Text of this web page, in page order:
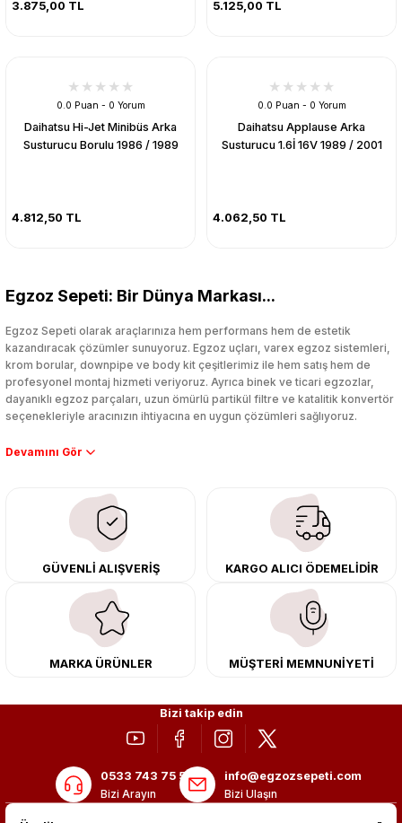
3.875,00 TL 5.125,00 TL
0.0 Puan - 0 Yorum
Daihatsu Hi-Jet Minibüs Arka
Susturucu Borulu 1986 / 1989
4.812,50 TL
0.0 Puan - 0 Yorum
Daihatsu Applause Arka
Susturucu 1.6İ 16V 1989 / 2001
4.062,50 TL
Egzoz Sepeti: Bir Dünya Markası...
Egzoz Sepeti olarak araçlarınıza hem performans hem de estetik
kazandıracak çözümler sunuyoruz. Egzoz uçları, varex egzoz sistemleri,
krom borular, downpipe ve body kit çeşitlerimiz ile hem satış hem de
profesyonel montaj hizmeti veriyoruz. Ayrıca binek ve ticari egzozlar,
dayanıklı egzoz parçaları, uzun ömürlü partikül filtre ve katalitik konvertör
seçenekleriyle aracınızın ihtiyacına en uygun çözümleri sağlıyoruz.
Performans artışı isteyen sürücüler için özel performans egzozları ve
çıkma orijinal ürünler ile yenileyebilir, body kit uygulamalarıyla aracınızın
tasarımını ve aerodinamisini üst seviyeye taşıyabilirsiniz.
Tüm ürünlerimiz orijinal, dayanıklı ve uzun ömürlüdür. İstanbul’daki montaj
merkezimizde profesyonel montaj yapıyor, Türkiye’nin her yerine güvenli
kargo ile teslimat gerçekleştiriyoruz. Aracınıza değer katmak için doğru
adres: Egzoz Sepeti.
GÜVENLİ ALIŞVERİŞ KARGO ALICI ÖDEMELİDİR
MARKA ÜRÜNLER MÜŞTERİ MEMNUNİYETİ
Bizi takip edin
0533 743 75 56
Bizi Arayın
info@egzozsepeti.com
Bizi Ulaşın